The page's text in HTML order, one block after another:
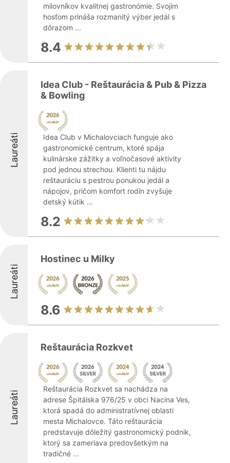
milovníkov kvalitnej gastronómie. Svojim
hosťom prináša rozmanitý výber jedál s
dôrazom ...
8.4
Laureáti
Idea Club - Reštaurácia & Pub & Pizza
& Bowling
Idea Club v Michalovciach funguje ako
gastronomické centrum, ktoré spája
kulinárske zážitky a voľnočasové aktivity
pod jednou strechou. Klienti tu nájdu
reštauráciu s pestrou ponukou jedál a
nápojov, pričom komfort rodín zvyšuje
detský kútik ...
8.2
Laureáti
Hostinec u Milky
8.6
Laureáti
Reštaurácia Rozkvet
Reštaurácia Rozkvet sa nachádza na
adrese Špitálska 976/25 v obci Nacina Ves,
ktorá spadá do administratívnej oblasti
mesta Michalovce. Táto reštaurácia
predstavuje dôležitý gastronomický podnik,
ktorý sa zameriava predovšetkým na
tradičné ...